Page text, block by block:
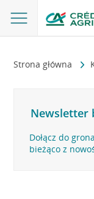
Strona główna
Newsletter
Dołącz do
bieżąco z